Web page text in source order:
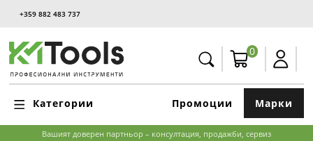
+359 882 483 737
0
Категории Марки
Промоции
Вашият доверен партньор – консултация, продажби, сервиз